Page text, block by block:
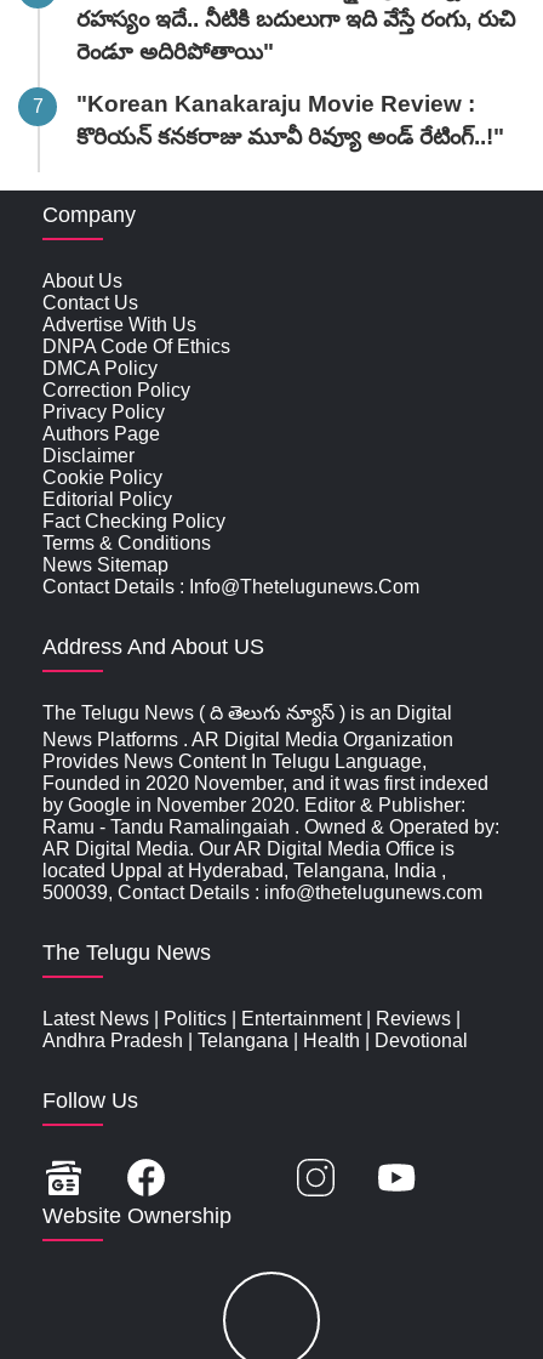
రహస్యం ఇదే.. నీటికి బదులుగా ఇది వేస్తే రంగు, రుచి
రెండూ అదిరిపోతాయి"
"Korean Kanakaraju Movie Review :
కొరియన్ కనకరాజు మూవీ రివ్యూ అండ్ రేటింగ్‌..!"
Company
About Us
Contact Us
Advertise With Us
DNPA Code Of Ethics
DMCA Policy
Correction Policy
Privacy Policy
Authors Page
Disclaimer
Cookie Policy
Editorial Policy
Fact Checking Policy
Terms & Conditions
News Sitemap
Contact Details : Info@thetelugunews.com
Address And About US
The Telugu News ( ది తెలుగు న్యూస్‌ ) is an Digital
News Platforms . AR Digital Media Organization
Provides News Content In Telugu Language,
Founded in 2020 November, and it was first indexed
by Google in November 2020. Editor & Publisher:
Ramu - Tandu Ramalingaiah . Owned & Operated by:
AR Digital Media. Our AR Digital Media Office is
located Uppal at Hyderabad, Telangana, India ,
500039, Contact Details : info@thetelugunews.com
The Telugu News
Latest News Politics Entertainment| Reviews
Andhra Pradesh
Telangana Health Devotional
Follow Us
Website Ownership